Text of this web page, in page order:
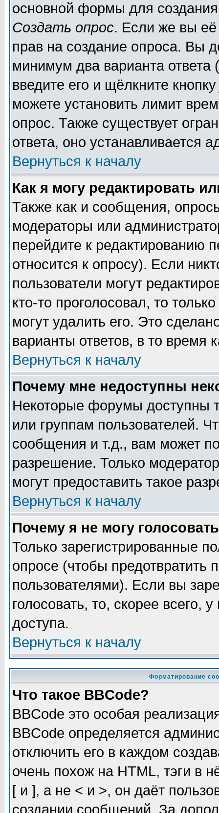
основной формы для
Создать опрос. Если же вы её
прав на создание опроса. Вы
минимум два варианта ответа
введите его и щёлкните
можете установить лимит
опрос. Также существует
ответа, оно устанавливается
Вернуться к началу
Как я могу редактировать
Также как и сообщения,
модераторы или
перейдите к редактированию
относится к опросу). Если
пользователи могут
кто-то проголосовал, то
могут удалить его. Это
варианты ответов, в то время
Вернуться к началу
Почему мне недоступны
Некоторые форумы доступны
или группам пользователей.
сообщения и т.д., вам может
разрешение. Только
могут предоставить такое
Вернуться к началу
Почему я не могу
Только зарегистрированные
опросе (чтобы предотвратить
пользователями). Если вы
голосовать, то, скорее всего,
доступа.
Вернуться к началу
Форматирование
Что такое BBCode?
BBCode это особая
BBCode определяется
отключить его в каждом
очень похож на HTML, тэги в
[ и ], а не < и >, он даёт
создании сообщений. За